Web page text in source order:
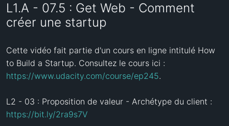
L1.A - 07.5 : Get Web - Comment
créer une startup
Cette vidéo fait partie d'un cours en ligne intitulé How
https://www.udacity.com/course/ep245.
https://bit.ly/2ra9s7V